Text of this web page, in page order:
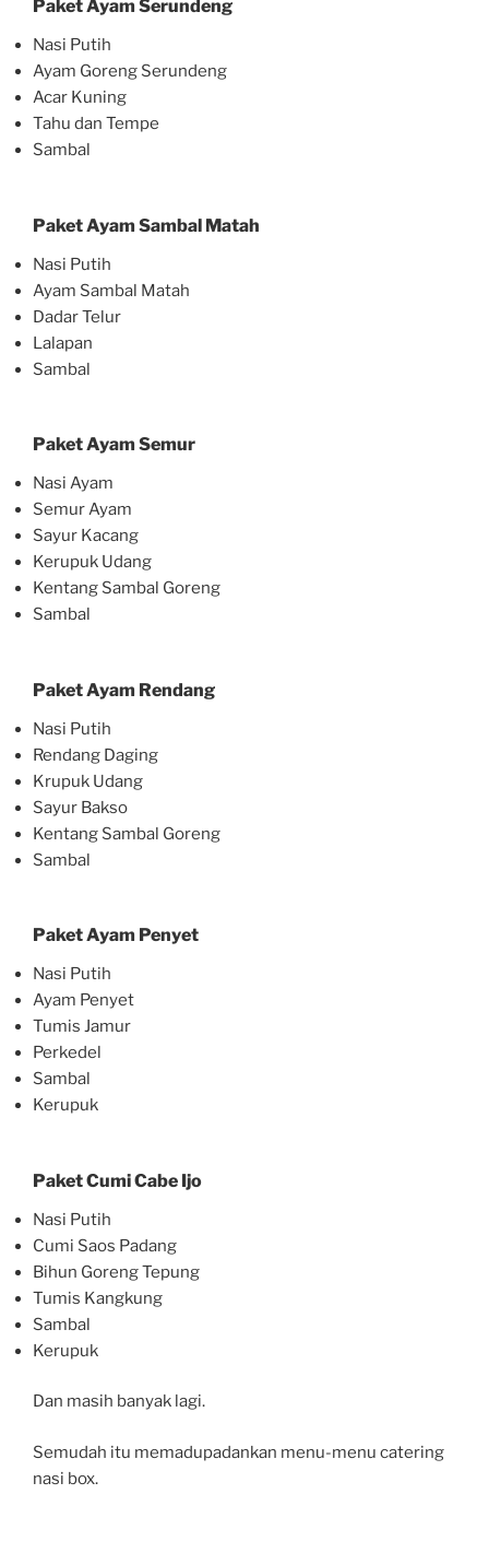
Paket Ayam Serundeng
Nasi Putih
Ayam Goreng Serundeng
Acar Kuning
Tahu dan Tempe
Sambal
Paket Ayam Sambal Matah
Nasi Putih
Ayam Sambal Matah
Dadar Telur
Lalapan
Sambal
Paket Ayam Semur
Nasi Ayam
Semur Ayam
Sayur Kacang
Kerupuk Udang
Kentang Sambal Goreng
Sambal
Paket Ayam Rendang
Nasi Putih
Rendang Daging
Krupuk Udang
Sayur Bakso
Kentang Sambal Goreng
Sambal
Paket Ayam Penyet
Nasi Putih
Ayam Penyet
Tumis Jamur
Perkedel
Sambal
Kerupuk
Paket Cumi Cabe Ijo
Nasi Putih
Cumi Saos Padang
Bihun Goreng Tepung
Tumis Kangkung
Sambal
Kerupuk
Dan masih banyak lagi.
Semudah itu memadupadankan menu-menu catering
nasi box.